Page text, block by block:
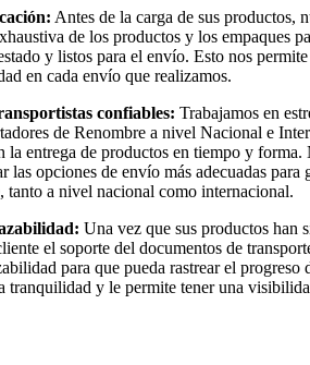
Antes de la carga de sus productos,
de los productos y los empaques
y listos para el envío. Esto nos
en cada envío que realizamos.
confiables: Trabajamos en
de Renombre a nivel Nacional e
la entrega de productos en tiempo y forma.
las opciones de envío más adecuadas para
tanto a nivel nacional como internacional.
Una vez que sus productos han
el soporte del documentos de
para que pueda rastrear el progreso
tranquilidad y le permite tener una